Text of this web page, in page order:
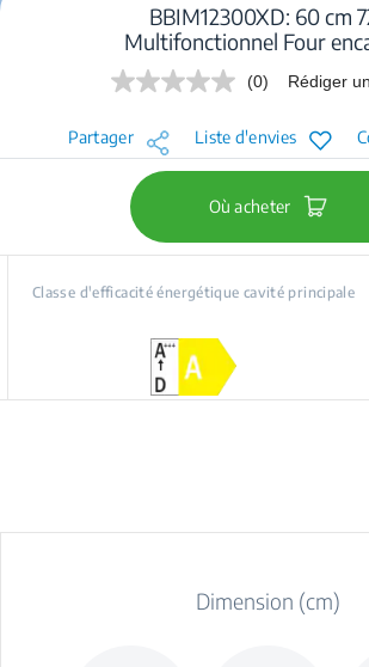
BBIM12300XD: 60 cm
Multifonctionnel Four
Aucune
de
notation.
Lien
la
page.
(0) Rédiger
Partager Liste d'envies
Où acheter
Classe d'efficacité énergétique cavité principale
Dimension (cm)